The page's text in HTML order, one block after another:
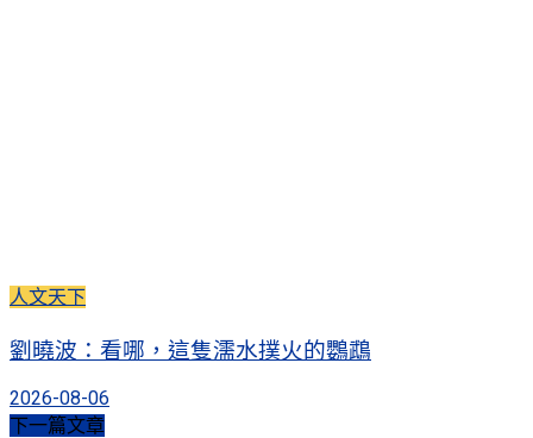
人文天下
劉曉波：看哪，這隻濡水撲火的鸚鵡
2026-08-06
下一篇文章